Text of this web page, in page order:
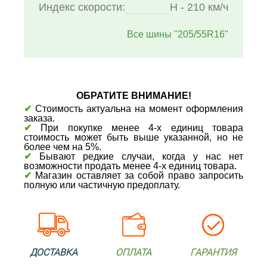
Индекс скорости:
H - 210 км/ч
Все шины "205/55R16"
ОБРАТИТЕ ВНИМАНИЕ!
✔ Стоимость актуальна на момент оформления
заказа.
✔
При покупке менее 4-х единиц товара
стоимость может быть выше указанной, но не
более чем на 5%.
✔
Бывают редкие случаи, когда у нас нет
возможности продать менее 4-х единиц товара.
✔ Магазин оставляет за собой право запросить
полную или частичную предоплату.
ДОСТАВКА ОПЛАТА ГАРАНТИЯ